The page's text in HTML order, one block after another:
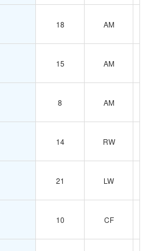
18 AM
15 AM
8 AM
14 RW
21 LW
10 CF